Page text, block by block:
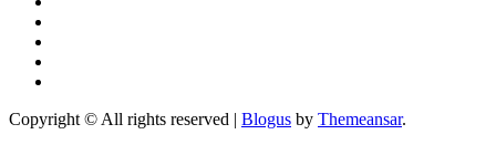
Copyright © All rights reserved | Blogus by Themeansar.